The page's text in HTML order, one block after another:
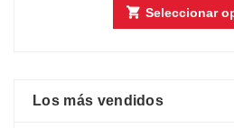
Seleccionar
Los más vendidos